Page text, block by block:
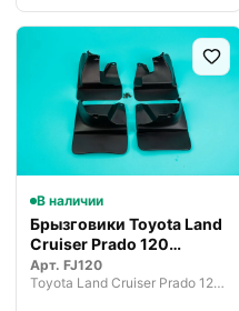
В наличии
Брызговики Toyota Land
Cruiser Prado 120
черные
Арт. FJ120
Toyota Land Cruiser Prado 120 рестайлинг (2007—2009)